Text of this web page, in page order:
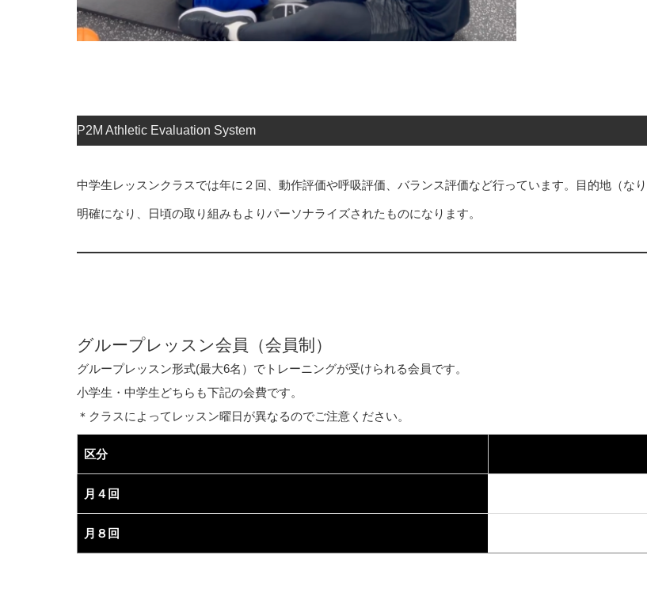
P2M Athletic Evaluation System
中学生レッスンクラスでは年に２回、動作評価や呼吸評価、バランス評価など行っています。目的地（な
明確になり、日頃の取り組みもよりパーソナライズされたものになります。
グループレッスン会員（会員制）
グループレッスン形式(最大6名）でトレーニングが受けられる会員です。
小学生・中学生どちらも下記の会費です。
＊クラスによってレッスン曜日が異なるのでご注意ください。
区分
月４回
月８回